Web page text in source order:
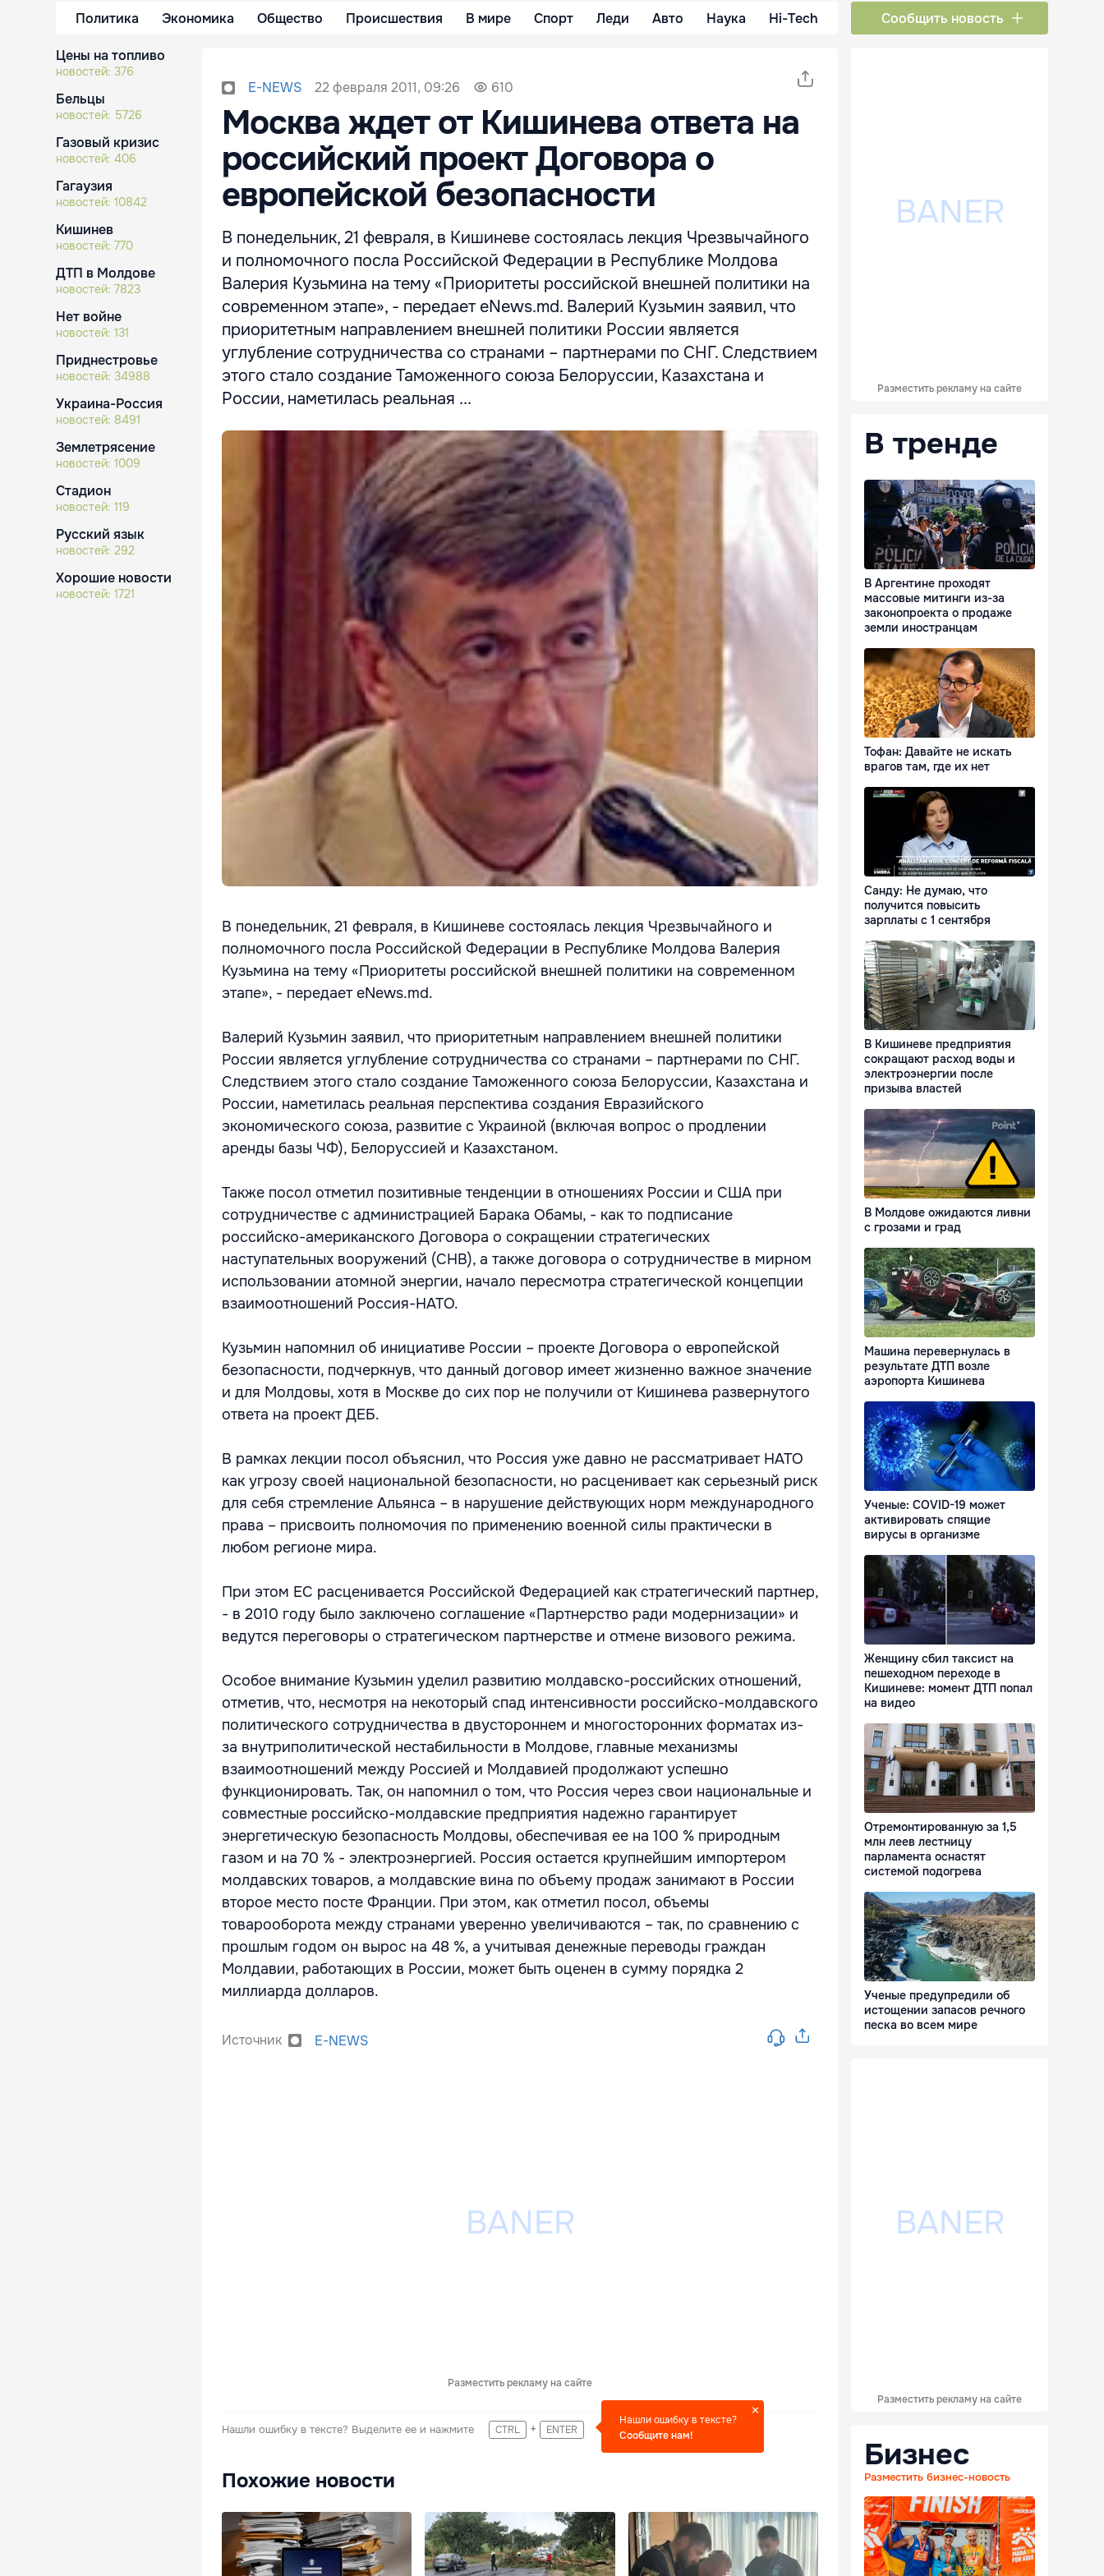
Политика Экономика Общество Происшествия В мире Спорт Леди Авто Наука Hi-Tech Сообщить новость
Цены на топливо
новостей: 376
Бельцы
новостей: 5726
Газовый кризис
новостей: 406
Гагаузия
новостей: 10842
Кишинев
новостей: 770
ДТП в Молдове
новостей: 7823
Нет войне
новостей: 131
Приднестровье
новостей: 34988
Украина-Россия
новостей: 8491
Землетрясение
новостей: 1009
Стадион
новостей: 119
Русский язык
новостей: 292
Хорошие новости
новостей: 1721
E-NEWS 22 февраля 2011, 09:26 610
Москва ждет от Кишинева ответа на
российский проект Договора о
европейской безопасности
В понедельник, 21 февраля, в Кишиневе состоялась лекция Чрезвычайного
и полномочного посла Российской Федерации в Республике Молдова
Валерия Кузьмина на тему «Приоритеты российской внешней политики на
современном этапе», - передает eNews.md. Валерий Кузьмин заявил, что
приоритетным направлением внешней политики России является
углубление сотрудничества со странами – партнерами по СНГ. Следствием
этого стало создание Таможенного союза Белоруссии, Казахстана и
России, наметилась реальная ...
В понедельник, 21 февраля, в Кишиневе состоялась лекция Чрезвычайного и
полномочного посла Российской Федерации в Республике Молдова Валерия
Кузьмина на тему «Приоритеты российской внешней политики на современном
этапе», - передает eNews.md.
Валерий Кузьмин заявил, что приоритетным направлением внешней политики
России является углубление сотрудничества со странами – партнерами по СНГ.
Следствием этого стало создание Таможенного союза Белоруссии, Казахстана и
России, наметилась реальная перспектива создания Евразийского
экономического союза, развитие с Украиной (включая вопрос о продлении
аренды базы ЧФ), Белоруссией и Казахстаном.
Также посол отметил позитивные тенденции в отношениях России и США при
сотрудничестве с администрацией Барака Обамы, - как то подписание
российско-американского Договора о сокращении стратегических
наступательных вооружений (СНВ), а также договора о сотрудничестве в мирном
использовании атомной энергии, начало пересмотра стратегической концепции
взаимоотношений Россия-НАТО.
Кузьмин напомнил об инициативе России – проекте Договора о европейской
безопасности, подчеркнув, что данный договор имеет жизненно важное значение
и для Молдовы, хотя в Москве до сих пор не получили от Кишинева развернутого
ответа на проект ДЕБ.
В рамках лекции посол объяснил, что Россия уже давно не рассматривает НАТО
как угрозу своей национальной безопасности, но расценивает как серьезный риск
для себя стремление Альянса – в нарушение действующих норм международного
права – присвоить полномочия по применению военной силы практически в
любом регионе мира.
При этом ЕС расценивается Российской Федерацией как стратегический партнер,
- в 2010 году было заключено соглашение «Партнерство ради модернизации» и
ведутся переговоры о стратегическом партнерстве и отмене визового режима.
Особое внимание Кузьмин уделил развитию молдавско-российских отношений,
отметив, что, несмотря на некоторый спад интенсивности российско-молдавского
политического сотрудничества в двустороннем и многосторонних форматах из-
за внутриполитической нестабильности в Молдове, главные механизмы
взаимоотношений между Россией и Молдавией продолжают успешно
функционировать. Так, он напомнил о том, что Россия через свои национальные и
совместные российско-молдавские предприятия надежно гарантирует
энергетическую безопасность Молдовы, обеспечивая ее на 100 % природным
газом и на 70 % - электроэнергией. Россия остается крупнейшим импортером
молдавских товаров, а молдавские вина по объему продаж занимают в России
второе место посте Франции. При этом, как отметил посол, объемы
товарооборота между странами уверенно увеличиваются – так, по сравнению с
прошлым годом он вырос на 48 %, а учитывая денежные переводы граждан
Молдавии, работающих в России, может быть оценен в сумму порядка 2
миллиарда долларов.
Источник E-NEWS
Разместить рекламу на сайте
Нашли ошибку в тексте? Выделите ее и нажмите CTRL + ENTER
Нашли ошибку в тексте?
Сообщите нам!
Похожие новости
Разместить рекламу на сайте
В тренде
В Аргентине проходят
массовые митинги из-за
законопроекта о продаже
земли иностранцам
Тофан: Давайте не искать
врагов там, где их нет
Санду: Не думаю, что
получится повысить
зарплаты с 1 сентября
В Кишиневе предприятия
сокращают расход воды и
электроэнергии после
призыва властей
В Молдове ожидаются ливни
с грозами и град
Машина перевернулась в
результате ДТП возле
аэропорта Кишинева
Ученые: COVID-19 может
активировать спящие
вирусы в организме
Женщину сбил таксист на
пешеходном переходе в
Кишиневе: момент ДТП попал
на видео
Отремонтированную за 1,5
млн леев лестницу
парламента оснастят
системой подогрева
Ученые предупредили об
истощении запасов речного
песка во всем мире
Разместить рекламу на сайте
Бизнес
Разместить бизнес-новость